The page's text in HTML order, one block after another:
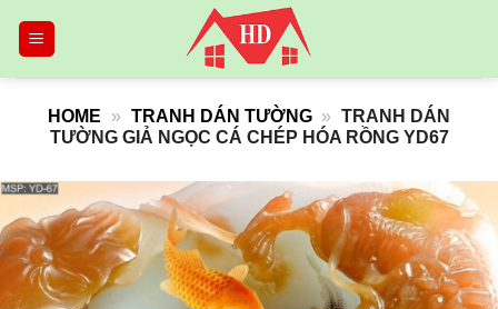
HOME » TRANH DÁN TƯỜNG » TRANH DÁN
TƯỜNG GIẢ NGỌC CÁ CHÉP HÓA RỒNG YD67